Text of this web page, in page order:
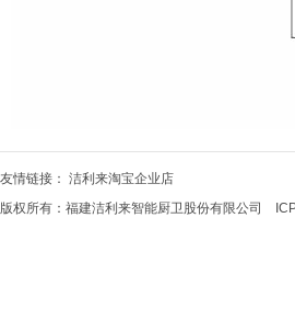
友情链接： 洁利来淘宝企业店
版权所有：福建洁利来智能厨卫股份有限公司